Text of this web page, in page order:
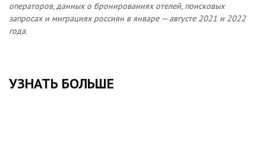
операторов, данных о бронированиях отелей, поисковых
запросах и миграциях россиян в январе — августе 2021 и 2022
года.
УЗНАТЬ БОЛЬШЕ